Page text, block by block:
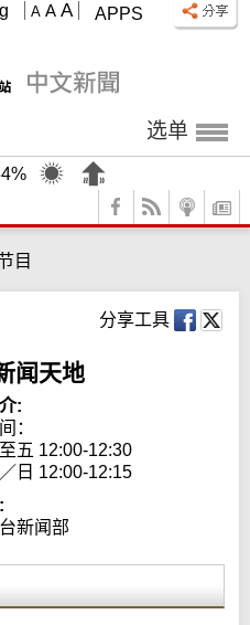
APPS
A A A
选单
目
分享工具
闻天地
:
：
五 12:00-12:30
日 12:00-12:15
新闻部